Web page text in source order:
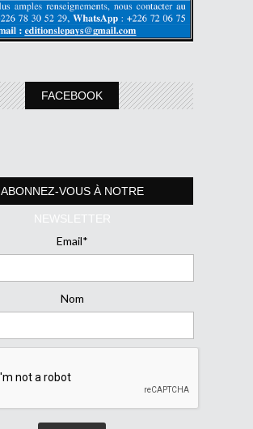
FACEBOOK
ABONNEZ-VOUS À NOTRE
NEWSLETTER
Email*
Nom